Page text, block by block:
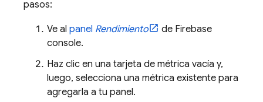
pasos:
Ve al panel Rendimiento de Firebase
console.
Haz clic en una tarjeta de métrica vacía y,
luego, selecciona una métrica existente para
agregarla a tu panel.